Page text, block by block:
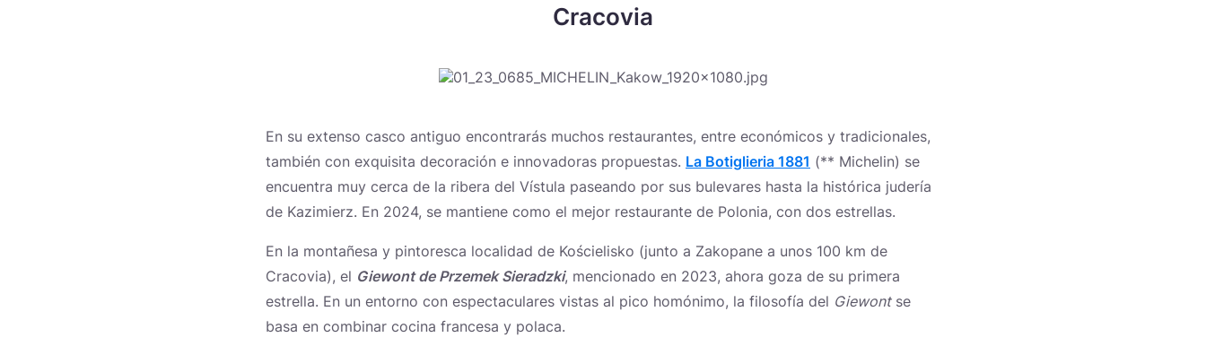
Cracovia
En su extenso casco antiguo encontrarás muchos restaurantes, entre económicos y tradicionales,
también con exquisita decoración e innovadoras propuestas. La Botiglieria 1881 (** Michelin) se
encuentra muy cerca de la ribera del Vístula paseando por sus bulevares hasta la histórica judería
de Kazimierz. En 2024, se mantiene como el mejor restaurante de Polonia, con dos estrellas.
En la montañesa y pintoresca localidad de Kościelisko (junto a Zakopane a unos 100 km de
Cracovia), el Giewont de Przemek Sieradzki, mencionado en 2023, ahora goza de su primera
estrella. En un entorno con espectaculares vistas al pico homónimo, la filosofía del Giewontse
basa en combinar cocina francesa y polaca.